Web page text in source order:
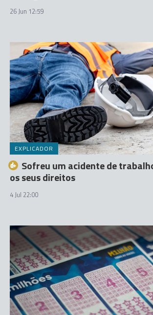
26 Jun 12:59
EXPLICADOR
Sofreu um acidente de
os seus direitos
4 Jul 22:00